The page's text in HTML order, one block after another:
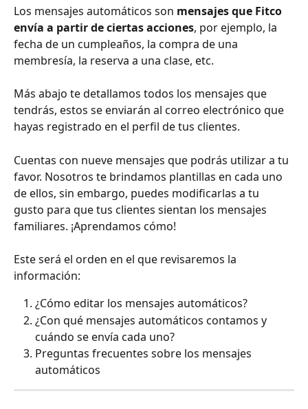
Los mensajes automáticos son mensajes que Fitco
envía a partir de ciertas acciones, por ejemplo, la
fecha de un cumpleaños, la compra de una
membresía, la reserva a una clase, etc.
Más abajo te detallamos todos los mensajes que
tendrás, estos se enviarán al correo electrónico que
hayas registrado en el perfil de tus clientes.
Cuentas con nueve mensajes que podrás utilizar a tu
favor. Nosotros te brindamos plantillas en cada uno
de ellos, sin embargo, puedes modificarlas a tu
gusto para que tus clientes sientan los mensajes
familiares. ¡Aprendamos cómo!
Este será el orden en el que revisaremos la
información:
¿Cómo editar los mensajes automáticos?
¿Con qué mensajes automáticos contamos y
cuándo se envía cada uno?
Preguntas frecuentes sobre los mensajes
automáticos